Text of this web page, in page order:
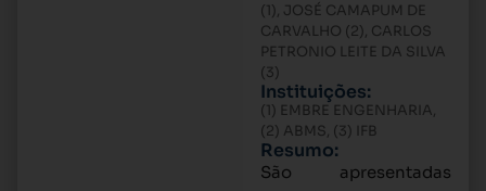
(1), JOSÉ CAMAPUM DE
CARVALHO (2), CARLOS
PETRONIO LEITE DA SILVA
(3)
Instituições:
(1) EMBRE ENGENHARIA,
(2) ABMS, (3) IFB
Resumo:
São apresentadas